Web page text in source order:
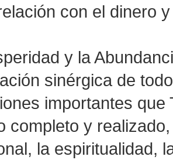
con el dinero
y la
sinérgica de
importantes
completo y
la espiritualidad,